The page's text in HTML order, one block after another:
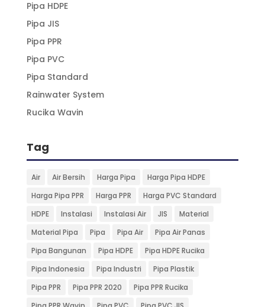
Pipa HDPE
Pipa JIS
Pipa PPR
Pipa PVC
Pipa Standard
Rainwater System
Rucika Wavin
Tag
Air Air Bersih Harga Pipa
Harga Pipa HDPE
Harga Pipa PPR
Harga PPR
Harga PVC Standard
HDPE
Instalasi Instalasi Air JIS
Material
Material Pipa
Pipa Pipa Air
Pipa Air Panas
Pipa Bangunan
Pipa HDPE
Pipa HDPE Rucika
Pipa Indonesia
Pipa Industri
Pipa Plastik
Pipa PPR
Pipa PPR 2020
Pipa PPR Rucika